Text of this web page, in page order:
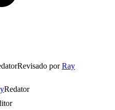
Revisado porRay
Redator